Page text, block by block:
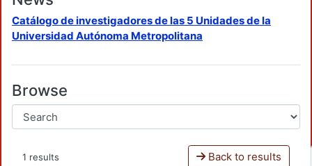
Catálogo de investigadores de las 5 Unidades de la
Universidad Autónoma Metropolitana
Browse
1 results Back to results